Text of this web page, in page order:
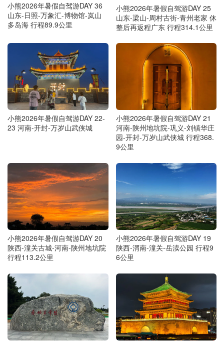
小熊2026年暑假自驾游DAY 36
山东-日照-万象汇-博物馆-岚山
多岛海 行程89.9公里
小熊2026年暑假自驾游DAY 25
山东-梁山-周村古街-青州老家 休
整后再返程广东 行程314.1公里
小熊2026年暑假自驾游DAY 22-
23 河南-开封-万岁山武侠城
小熊2026年暑假自驾游DAY 21
河南-陕州地坑院-巩义-刘镇华庄
园-开封-万岁山武侠城 行程368.
9公里
小熊2026年暑假自驾游DAY 20
陕西-潼关古城-河南-陕州地坑院
行程113.2公里
小熊2026年暑假自驾游DAY 19
陕西-渭南-潼关-岳渎公园 行程9
6公里